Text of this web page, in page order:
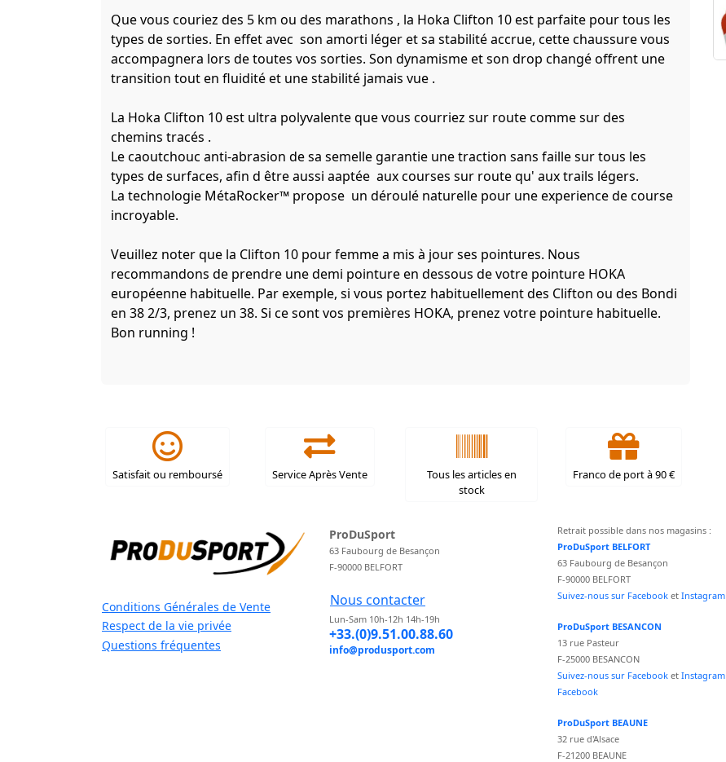
Que vous couriez des 5 km ou des marathons , la Hoka Clifton 10 est parfaite pour tous les
types de sorties. En effet avec son amorti léger et sa stabilité accrue, cette chaussure vous
accompagnera lors de toutes vos sorties. Son dynamisme et son drop changé offrent une
transition tout en fluidité et une stabilité jamais vue .
La Hoka Clifton 10 est ultra polyvalente que vous courriez sur route comme sur des
chemins tracés .
Le caoutchouc anti-abrasion de sa semelle garantie une traction sans faille sur tous les
types de surfaces, afin d être aussi aaptée aux courses sur route qu' aux trails légers.
La technologie MétaRocker™ propose un déroulé naturelle pour une experience de course
incroyable.
Veuillez noter que la Clifton 10 pour femme a mis à jour ses pointures. Nous
recommandons de prendre une demi pointure en dessous de votre pointure HOKA
européenne habituelle. Par exemple, si vous portez habituellement des Clifton ou des Bondi
en 38 2/3, prenez un 38. Si ce sont vos premières HOKA, prenez votre pointure habituelle.
Bon running !
Satisfait ou remboursé Service Après Vente
Tous les articles en
stock
Franco de port à 90 €
Conditions Générales de Vente
Respect de la vie privée
Questions fréquentes
ProDuSport
63 Faubourg de Besançon
F-90000 BELFORT
Nous contacter
Lun-Sam 10h-12h 14h-19h
+33.(0)9.51.00.88.60
info@produsport.com
Retrait possible dans nos magasins :
ProDuSport BELFORT
63 Faubourg de Besançon
F-90000 BELFORT
Suivez-nous sur Facebook et Instagram
ProDuSport BESANCON
13 rue Pasteur
F-25000 BESANCON
Suivez-nous sur Facebook et Instagram
Facebook
ProDuSport BEAUNE
32 rue d'Alsace
F-21200 BEAUNE